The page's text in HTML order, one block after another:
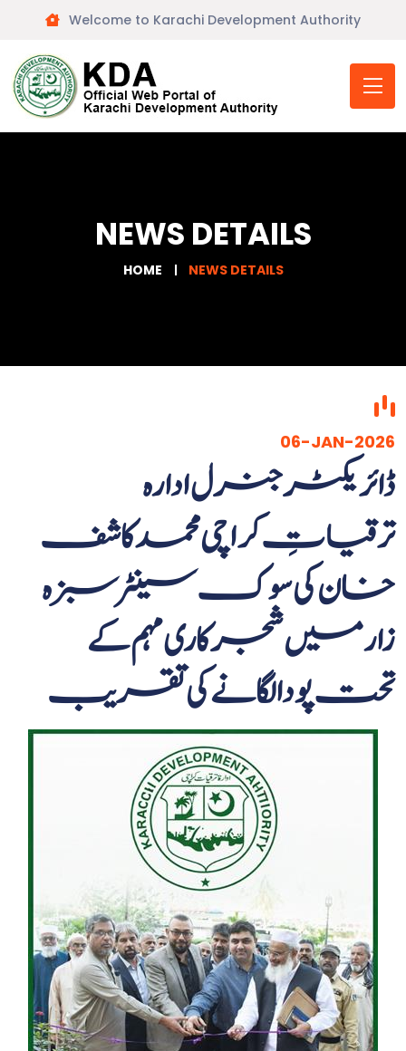
Welcome to Karachi Development Authority
NEWS DETAILS
HOME NEWS DETAILS
06-JAN-2026
ترقیاتِ کراچی محمد کاشف
خان کی سوک سینٹر سبزہ
زار میں شجرکاری مہم کے
تحت پودا لگانے کی تقریب